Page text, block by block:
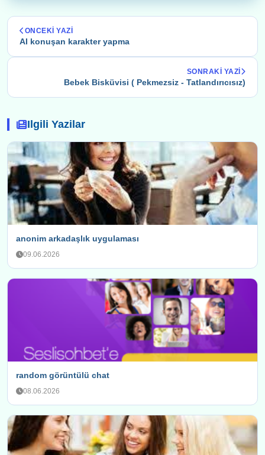
ONCEKI YAZI
AI konuşan karakter yapma
SONRAKI YAZI
Bebek Bisküvisi ( Pekmezsiz - Tatlandırıcısız)
Ilgili Yazilar
anonim arkadaşlık uygulaması
09.06.2026
random görüntülü chat
08.06.2026